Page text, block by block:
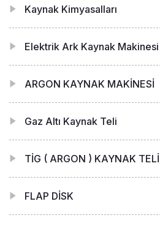
Kaynak Kimyasalları
Elektrik Ark Kaynak Makinesi
ARGON KAYNAK MAKİNESİ
Gaz Altı Kaynak Teli
TİG ( ARGON ) KAYNAK TELİ
FLAP DİSK